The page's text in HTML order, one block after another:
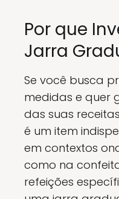
Por que
Jarra
Se você busca
medidas e quer
das suas
é um item
em contextos
como na
refeições